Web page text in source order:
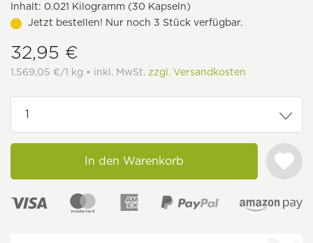
Inhalt: 0.021 Kilogramm (30 Kapseln)
Jetzt bestellen! Nur noch 3 Stück verfügbar.
32,95 €
1.569,05 €/1 kg • inkl. MwSt. zzgl. Versandkosten
In den Warenkorb